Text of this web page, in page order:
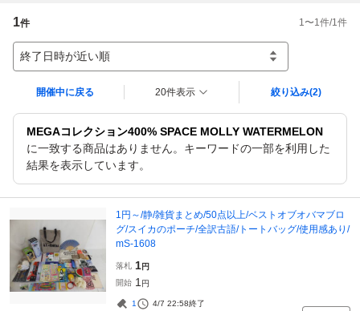
1件 1 〜1 件/1 件
終了日時が近い順
開催中に戻る 20件表示 絞り込み(2)
MEGAコレクション400% SPACE MOLLY WATERMELON
に一致する商品はありません。キーワードの一部を利用した
結果を表示しています。
1円～/静/雑貨まとめ/50点以上/ベストオブオバマブロ
グ/スイカのポーチ/全訳古語/トートバッグ/使用感あり/
mS-1608
落札 1円
開始 1 円
1 4/7 22:58終了